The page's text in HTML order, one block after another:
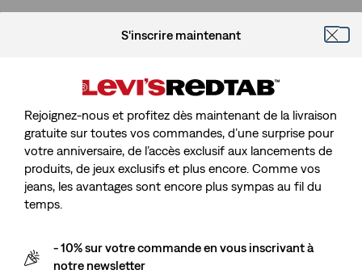
Désolé, La Page Que Vous
Recherchez Est Introuvable.
Veuillez réessayer ultérieurement.
S'inscrire maintenant
Rejoignez-nous et profitez dès maintenant de la livraison
gratuite sur toutes vos commandes, d’une surprise pour
votre anniversaire, de l’accès exclusif aux lancements de
produits, de jeux exclusifs et plus encore. Comme vos
jeans, les avantages sont encore plus sympas au fil du
temps.
- 10% sur votre commande en vous inscrivant à
notre newsletter